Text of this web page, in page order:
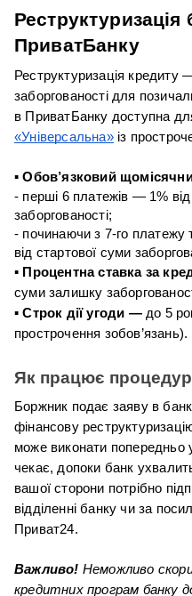
Реструктуризація
ПриватБанку
Реструктуризація
заборгованості для
в ПриватБанку доступна
«Універсальна» із
▪ Обов’язковий
- перші 6 платежів — 1%
заборгованості;
- починаючи з 7-го
від стартової суми
▪ Процентна ставка за
суми залишку
▪ Строк дії угоди — до 5
прострочення зобов’язань).
Як працює
Боржник подає заяву в
фінансову
може виконати попередньо
чекає, допоки банк
вашої сторони потрібно
відділенні банку чи за
Приват24.
Важливо! Неможливо
кредитних програм банку